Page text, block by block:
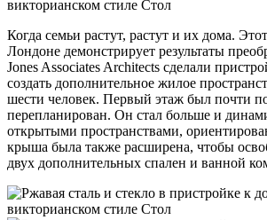
Когда семьи растут, растут и их дома.
Лондоне демонстрирует результаты
Jones Associates Architects сделали
создать дополнительное жилое
шести человек. Первый этаж был почти
перепланирован. Он стал больше и
открытыми пространствами,
крыша была также расширена, чтобы
двух дополнительных спален и ванной